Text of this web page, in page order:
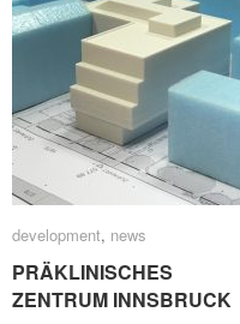
development, news
PRÄKLINISCHES
ZENTRUM INNSBRUCK
development news
PRÄKLINISCHES
ZENTRUM INNSBRUCK